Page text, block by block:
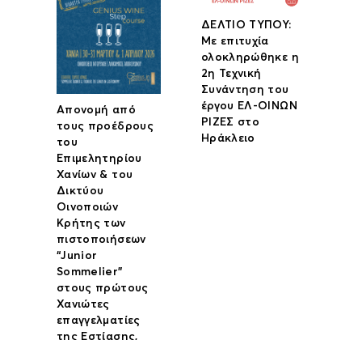
Απονομή από
τους προέδρους
του
Επιμελητηρίου
Χανίων & του
Δικτύου
Οινοποιών
Κρήτης των
πιστοποιήσεων
“Junior
Sommelier”
στους πρώτους
Χανιώτες
επαγγελματίες
της Εστίασης,
ΔΕΛΤΙΟ ΤΥΠΟΥ:
Με επιτυχία
ολοκληρώθηκε η
2η Τεχνική
Συνάντηση του
έργου ΕΛ-ΟΙΝΩΝ
ΡΙΖΕΣ στο
Ηράκλειο